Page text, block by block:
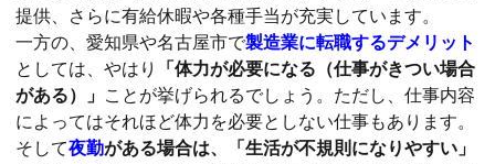
提供、さらに有給休暇や各種手当が充実しています。
一方の、愛知県や名古屋市で製造業に転職するデメリット
としては、やはり
「体力が必要になる（仕事がきつい場合
がある）」 ことが挙げられるでしょう。ただし、仕事内容
によってはそれほど体力を必要としない仕事もあります。
そして夜勤がある場合は、「生活が不規則になりやすい」